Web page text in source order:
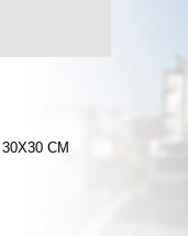
30X30 CM